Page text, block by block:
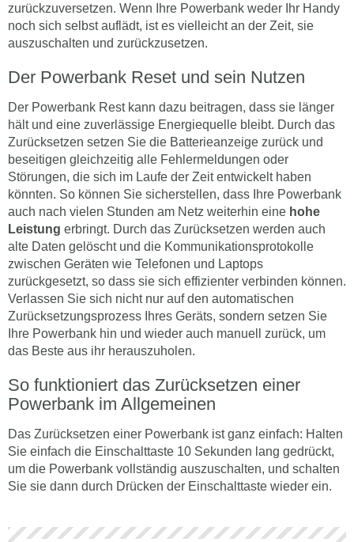
zurückzuversetzen. Wenn Ihre Powerbank weder Ihr Handy
noch sich selbst auflädt, ist es vielleicht an der Zeit, sie
auszuschalten und zurückzusetzen.
Der Powerbank Reset und sein Nutzen
Der Powerbank Rest kann dazu beitragen, dass sie länger
hält und eine zuverlässige Energiequelle bleibt. Durch das
Zurücksetzen setzen Sie die Batterieanzeige zurück und
beseitigen gleichzeitig alle Fehlermeldungen oder
Störungen, die sich im Laufe der Zeit entwickelt haben
könnten. So können Sie sicherstellen, dass Ihre Powerbank
auch nach vielen Stunden am Netz weiterhin eine hohe
Leistung erbringt. Durch das Zurücksetzen werden auch
alte Daten gelöscht und die Kommunikationsprotokolle
zwischen Geräten wie Telefonen und Laptops
zurückgesetzt, so dass sie sich effizienter verbinden können.
Verlassen Sie sich nicht nur auf den automatischen
Zurücksetzungsprozess Ihres Geräts, sondern setzen Sie
Ihre Powerbank hin und wieder auch manuell zurück, um
das Beste aus ihr herauszuholen.
So funktioniert das Zurücksetzen einer
Powerbank im Allgemeinen
Das Zurücksetzen einer Powerbank ist ganz einfach: Halten
Sie einfach die Einschalttaste 10 Sekunden lang gedrückt,
um die Powerbank vollständig auszuschalten, und schalten
Sie sie dann durch Drücken der Einschalttaste wieder ein.